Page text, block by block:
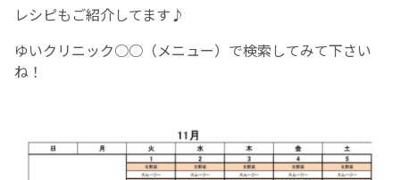
レシピもご紹介してます♪
ゆいクリニック○○（メニュー）で検索してみて下さい
ね！
その他の診療内容
遠方にお住まいで当院での出産を希望される方へ